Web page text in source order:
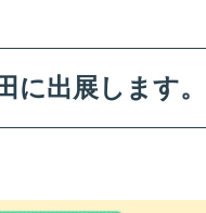
出展します。